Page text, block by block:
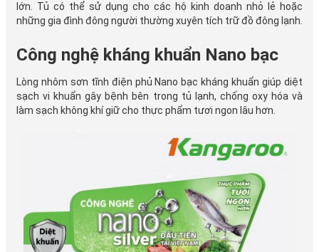
lớn. Tủ có thể sử dụng cho các hộ kinh doanh nhỏ lẻ hoặc
những gia đình đông người thường xuyên tích trữ đồ đông lạnh.
Công nghệ kháng khuẩn Nano bạc
Lòng nhôm sơn tĩnh điện phủ Nano bạc kháng khuẩn giúp diệt
sạch vi khuẩn gây bệnh bên trong tủ lạnh, chống oxy hóa và
làm sạch không khí giữ cho thực phẩm tươi ngon lâu hơn.